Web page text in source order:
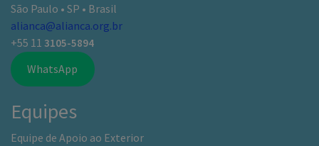
São Paulo • SP • Brasil
alianca@alianca.org.br
+55 11 3105-5894
WhatsApp
Equipes
Equipe de Apoio ao Exterior